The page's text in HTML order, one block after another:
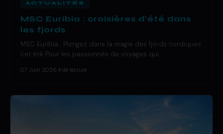
ACTUALITÉS
MSC Euribia : croisières d’été dans
les fjords
MSC Euribia : Plongez dans la magie des fjords nordiques
cet été Pour les passionnés de voyages qui…
07 Juin 2026 4 de lecture